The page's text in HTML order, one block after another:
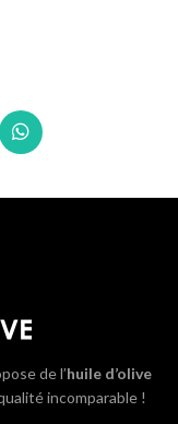
de l’huile d’olive
incomparable !